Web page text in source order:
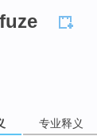
专业释义